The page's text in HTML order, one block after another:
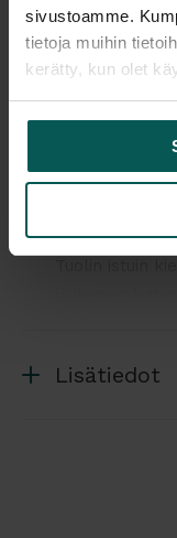
sivustoamme.
tietoja muihin
kerätty, kun olet
ALICE on
Tuoli on
Lisätiedot